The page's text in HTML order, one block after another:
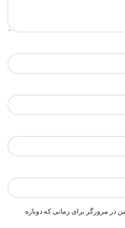
در مرورگر برای زمانی که دوباره